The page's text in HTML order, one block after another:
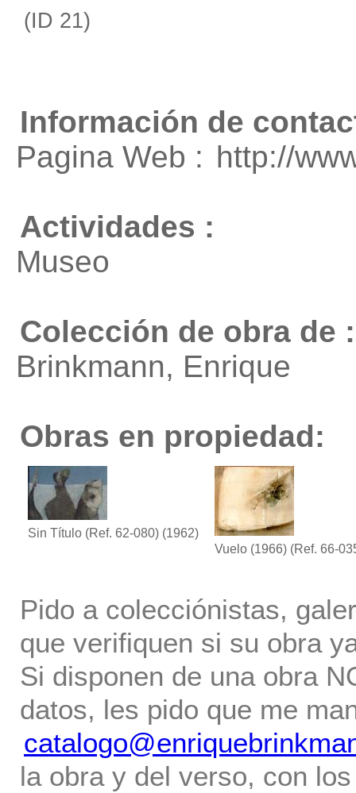
(ID 21)
Información de
Pagina Web : http://
Actividades :
Museo
Colección de obra de :
Brinkmann, Enrique
Obras en propiedad:
Sin Título (Ref. 62-080) (1962)
Vuelo (1966) (Ref. 66-
Pido a colecciónistas,
que verifiquen si su obra
Si disponen de una obra
datos, les pido que me
la obra y del verso, con